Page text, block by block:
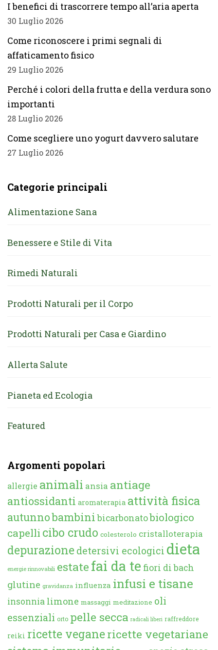
I benefici di trascorrere tempo all’aria aperta
30 Luglio 2026
Come riconoscere i primi segnali di
affaticamento fisico
29 Luglio 2026
Perché i colori della frutta e della verdura sono
importanti
28 Luglio 2026
Come scegliere uno yogurt davvero salutare
27 Luglio 2026
Categorie principali
Alimentazione Sana
Benessere e Stile di Vita
Rimedi Naturali
Prodotti Naturali per il Corpo
Prodotti Naturali per Casa e Giardino
Allerta Salute
Pianeta ed Ecologia
Featured
Argomenti popolari
allergie animali ansia antiage
antiossidanti aromaterapia attività fisica
autunnobambini bicarbonatobiologico
capelli cibo crudo colesterolo cristalloterapia
depurazione detersivi ecologici dieta
energie rinnovabili estate fai da te fiori di bach
glutine gravidanza influenza infusi e tisane
insonnia limone massaggi meditazione oli
essenziali orto pelle secca radicali liberi raffreddore
reiki ricette veganericette vegetariane